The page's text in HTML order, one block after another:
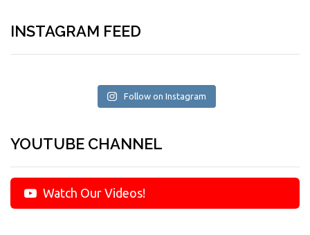
INSTAGRAM FEED
Follow on Instagram
YOUTUBE CHANNEL
Watch Our Videos!